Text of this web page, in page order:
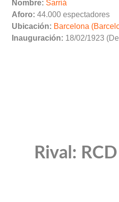
Nombre: Sarriá
Aforo: 44.000 espectadores
Ubicación: Barcelona
Inauguración: 18/02/1923
Rival: